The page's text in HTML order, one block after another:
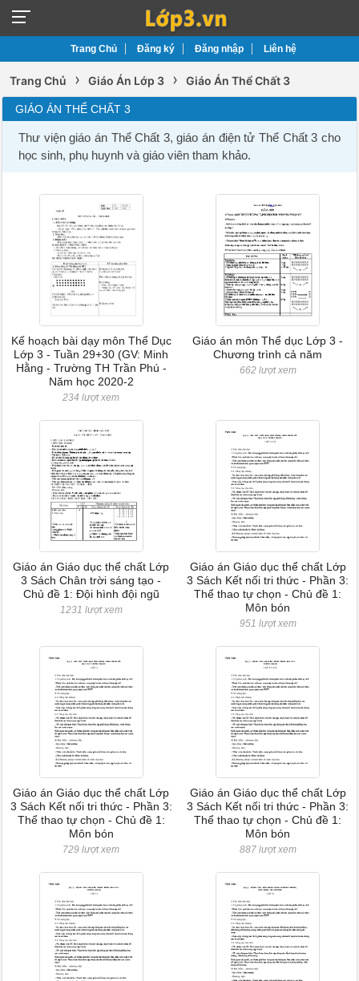
Trang Chủ Đăng ký Đăng nhập Liên hệ
Trang Chủ › Giáo Án Lớp 3 › Giáo Án Thể Chất 3
GIÁO ÁN THỂ CHẤT 3
Thư viện giáo án Thể Chất 3, giáo án điện tử Thể Chất 3 cho
học sinh, phụ huynh và giáo viên tham khảo.
Kế hoạch bài dạy môn Thể Dục
Lớp 3 - Tuần 29+30 (GV: Minh
Hằng - Trường TH Trần Phú -
Năm học 2020-2
234 lượt xem
Giáo án môn Thể dục Lớp 3 -
Chương trình cả năm
662 lượt xem
Giáo án Giáo dục thể chất Lớp
3 Sách Chân trời sáng tạo -
Chủ đề 1: Đội hình đội ngũ
1231 lượt xem
Giáo án Giáo dục thể chất Lớp
3 Sách Kết nối tri thức - Phần 3:
Thể thao tự chọn - Chủ đề 1:
Môn bón
951 lượt xem
Giáo án Giáo dục thể chất Lớp
3 Sách Kết nối tri thức - Phần 3:
Thể thao tự chọn - Chủ đề 1:
Môn bón
729 lượt xem
Giáo án Giáo dục thể chất Lớp
3 Sách Kết nối tri thức - Phần 3:
Thể thao tự chọn - Chủ đề 1:
Môn bón
887 lượt xem